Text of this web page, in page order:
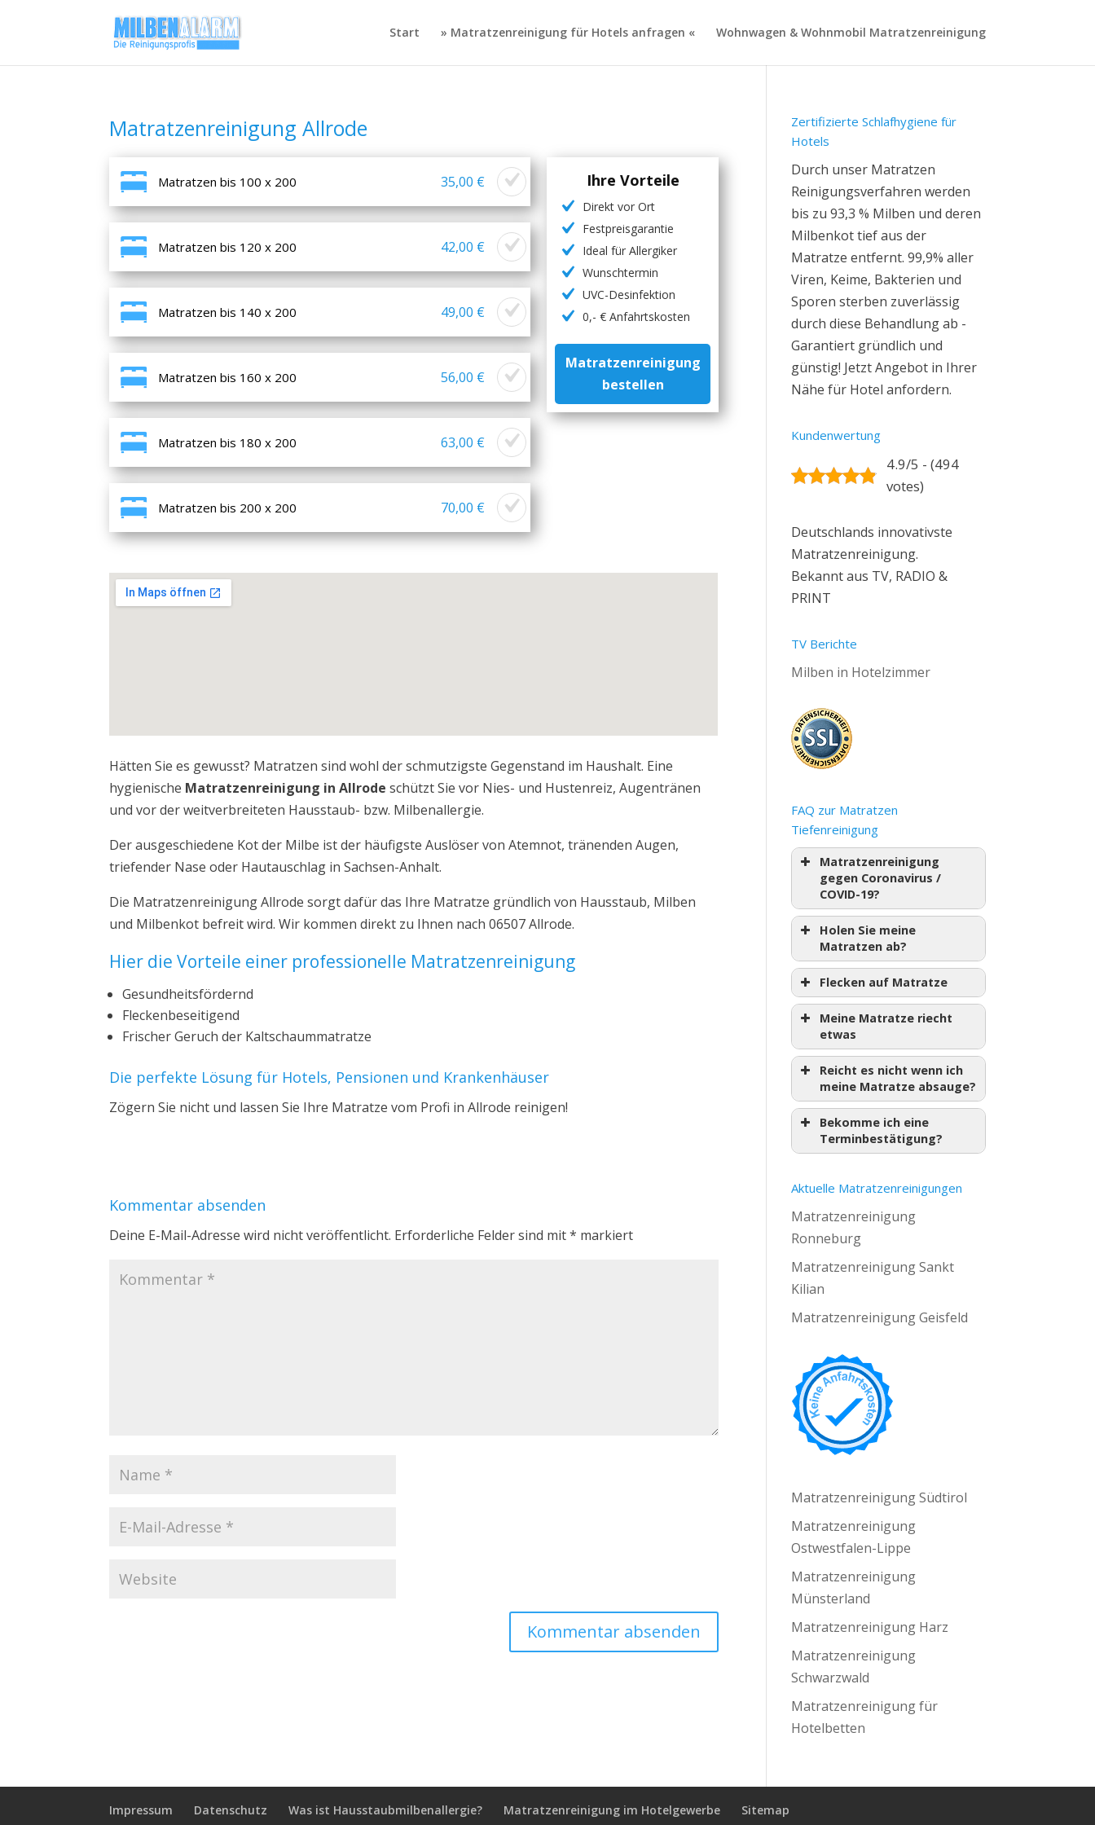
Start » Matratzenreinigung für Hotels anfragen « Wohnwagen & Wohnmobil Matratzenreinigung
Matratzenreinigung Allrode
Matratzen bis 100 x 200 35,00 €
Matratzen bis 120 x 200 42,00 €
Matratzen bis 140 x 200 49,00 €
Matratzen bis 160 x 200 56,00 €
Matratzen bis 180 x 200 63,00 €
Matratzen bis 200 x 200 70,00 €
Ihre Vorteile
Direkt vor Ort
Festpreisgarantie
Ideal für Allergiker
Wunschtermin
UVC-Desinfektion
0,- € Anfahrtskosten
Matratzenreinigung
bestellen
Hätten Sie es gewusst? Matratzen sind wohl der schmutzigste Gegenstand im Haushalt. Eine
hygienische Matratzenreinigung in Allrode schützt Sie vor Nies- und Hustenreiz, Augentränen
und vor der weitverbreiteten Hausstaub- bzw. Milbenallergie.
Der ausgeschiedene Kot der Milbe ist der häufigste Auslöser von Atemnot, tränenden Augen,
triefender Nase oder Hautauschlag in Sachsen-Anhalt.
Die Matratzenreinigung Allrode sorgt dafür das Ihre Matratze gründlich von Hausstaub, Milben
und Milbenkot befreit wird. Wir kommen direkt zu Ihnen nach 06507 Allrode.
Hier die Vorteile einer professionelle Matratzenreinigung
Gesundheitsfördernd
Fleckenbeseitigend
Frischer Geruch der Kaltschaummatratze
Die perfekte Lösung für Hotels, Pensionen und Krankenhäuser
Zögern Sie nicht und lassen Sie Ihre Matratze vom Profi in Allrode reinigen!
Kommentar absenden
Deine E-Mail-Adresse wird nicht veröffentlicht. Erforderliche Felder sind mit* markiert
Zertifizierte Schlafhygiene für
Hotels
Durch unser Matratzen
Reinigungsverfahren werden
bis zu 93,3 % Milben und deren
Milbenkot tief aus der
Matratze entfernt. 99,9% aller
Viren, Keime, Bakterien und
Sporen sterben zuverlässig
durch diese Behandlung ab -
Garantiert gründlich und
günstig! Jetzt Angebot in Ihrer
Nähe für Hotel anfordern.
Kundenwertung
4.9/5 - (494
votes)
Deutschlands innovativste
Matratzenreinigung.
Bekannt aus TV, RADIO &
PRINT
TV Berichte
Milben in Hotelzimmer
FAQ zur Matratzen
Tiefenreinigung
Matratzenreinigung
gegen Coronavirus /
COVID-19?
Holen Sie meine
Matratzen ab?
Flecken auf Matratze
Meine Matratze riecht
etwas
Reicht es nicht wenn ich
meine Matratze absauge?
Bekomme ich eine
Terminbestätigung?
Aktuelle Matratzenreinigungen
Matratzenreinigung
Ronneburg
Matratzenreinigung Sankt
Kilian
Matratzenreinigung Geisfeld
Matratzenreinigung Südtirol
Matratzenreinigung
Ostwestfalen-Lippe
Matratzenreinigung
Münsterland
Matratzenreinigung Harz
Matratzenreinigung
Schwarzwald
Matratzenreinigung für
Hotelbetten
Impressum Datenschutz Was ist Hausstaubmilbenallergie? Matratzenreinigung im Hotelgewerbe Sitemap